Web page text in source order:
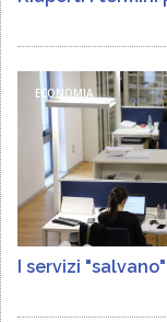
ECONOMIA
I servizi